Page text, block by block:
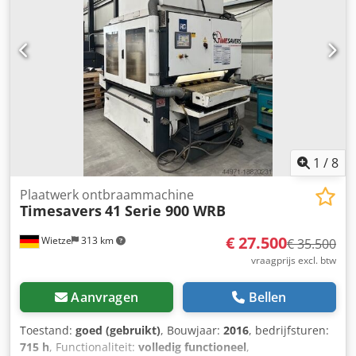
machine wordt verkocht in verband met een vernieuwing
van de installatie. Direct beschikbaar Bezichtiging op
afspraak mogelijk.
1 /8
Wietze 313 km
Plaatwerk ontbraammachine
Timesavers41 Serie 900 WRB
€ 27.500€ 35.500
vraagprijs excl. btw
Aanvragen Bellen
Toestand: goed (gebruikt), Bouwjaar: 2016, bedrijfsturen:
715 h, Functionaliteit: volledig functioneel,